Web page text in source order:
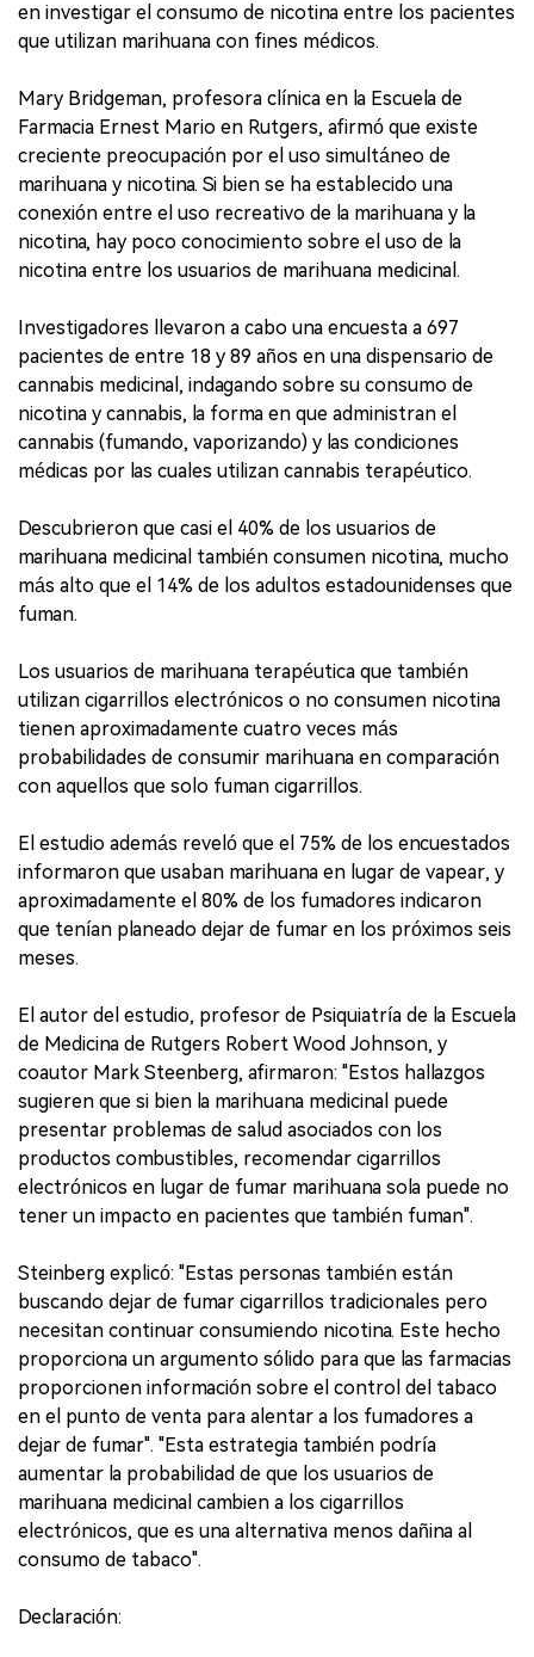
en investigar el consumo de nicotina entre los pacientes
que utilizan marihuana con fines médicos.
Mary Bridgeman, profesora clínica en la Escuela de
Farmacia Ernest Mario en Rutgers, afirmó que existe
creciente preocupación por el uso simultáneo de
marihuana y nicotina. Si bien se ha establecido una
conexión entre el uso recreativo de la marihuana y la
nicotina, hay poco conocimiento sobre el uso de la
nicotina entre los usuarios de marihuana medicinal.
Investigadores llevaron a cabo una encuesta a 697
pacientes de entre 18 y 89 años en una dispensario de
cannabis medicinal, indagando sobre su consumo de
nicotina y cannabis, la forma en que administran el
cannabis (fumando, vaporizando) y las condiciones
médicas por las cuales utilizan cannabis terapéutico.
Descubrieron que casi el 40% de los usuarios de
marihuana medicinal también consumen nicotina, mucho
más alto que el 14% de los adultos estadounidenses que
fuman.
Los usuarios de marihuana terapéutica que también
utilizan cigarrillos electrónicos o no consumen nicotina
tienen aproximadamente cuatro veces más
probabilidades de consumir marihuana en comparación
con aquellos que solo fuman cigarrillos.
El estudio además reveló que el 75% de los encuestados
informaron que usaban marihuana en lugar de vapear, y
aproximadamente el 80% de los fumadores indicaron
que tenían planeado dejar de fumar en los próximos seis
meses.
El autor del estudio, profesor de Psiquiatría de la Escuela
de Medicina de Rutgers Robert Wood Johnson, y
coautor Mark Steenberg, afirmaron: "Estos hallazgos
sugieren que si bien la marihuana medicinal puede
presentar problemas de salud asociados con los
productos combustibles, recomendar cigarrillos
electrónicos en lugar de fumar marihuana sola puede no
tener un impacto en pacientes que también fuman".
Steinberg explicó: "Estas personas también están
buscando dejar de fumar cigarrillos tradicionales pero
necesitan continuar consumiendo nicotina. Este hecho
proporciona un argumento sólido para que las farmacias
proporcionen información sobre el control del tabaco
en el punto de venta para alentar a los fumadores a
dejar de fumar". "Esta estrategia también podría
aumentar la probabilidad de que los usuarios de
marihuana medicinal cambien a los cigarrillos
electrónicos, que es una alternativa menos dañina al
consumo de tabaco".
Declaración: